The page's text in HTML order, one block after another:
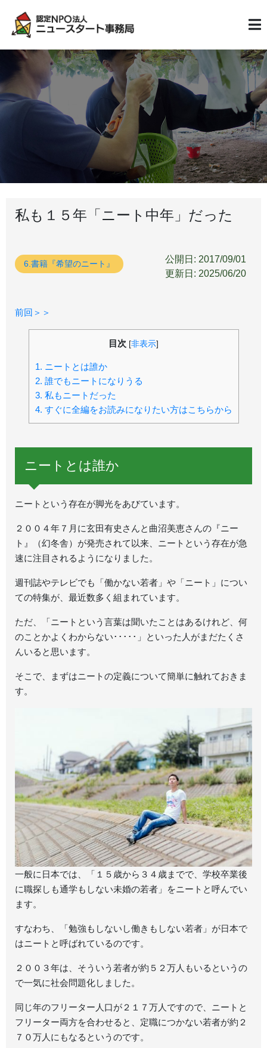
私も１５年「ニート中年」だった
6.書籍『希望のニート』
公開日: 2017/09/01
更新日: 2025/06/20
前回＞＞
目次 [非表示]
1. ニートとは誰か
2. 誰でもニートになりうる
3. 私もニートだった
4. すぐに全編をお読みになりたい方はこちらから
ニートとは誰か
ニートという存在が脚光をあびています。
２００４年７月に玄田有史さんと曲沼美恵さんの『ニー
ト』（幻冬舎）が発売されて以来、ニートという存在が急
速に注目されるようになりました。
週刊誌やテレビでも「働かない若者」や「ニート」につい
ての特集が、最近数多く組まれています。
ただ、「ニートという言葉は聞いたことはあるけれど、何
のことかよくわからない･････」といった人がまだたくさ
んいると思います。
そこで、まずはニートの定義について簡単に触れておきま
す。
一般に日本では、「１５歳から３４歳までで、学校卒業後
に職探しも通学もしない未婚の若者」をニートと呼んでい
ます。
すなわち、「勉強もしないし働きもしない若者」が日本で
はニートと呼ばれているのです。
２００３年は、そういう若者が約５２万人もいるというの
で一気に社会問題化しました。
同じ年のフリーター人口が２１７万人ですので、ニートと
フリーター両方を合わせると、定職につかない若者が約２
７０万人にもなるというのです。